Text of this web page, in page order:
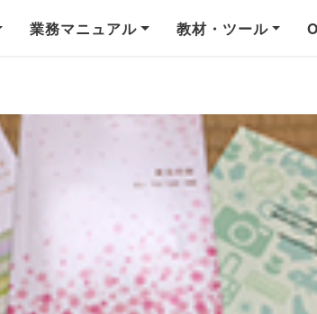
業務マニュアル 教材・ツール